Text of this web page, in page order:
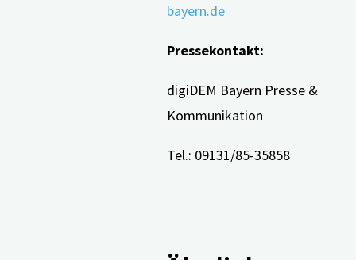
bayern.de
Pressekontakt:
digiDEM Bayern Presse &
Kommunikation
Tel.: 09131/85-35858